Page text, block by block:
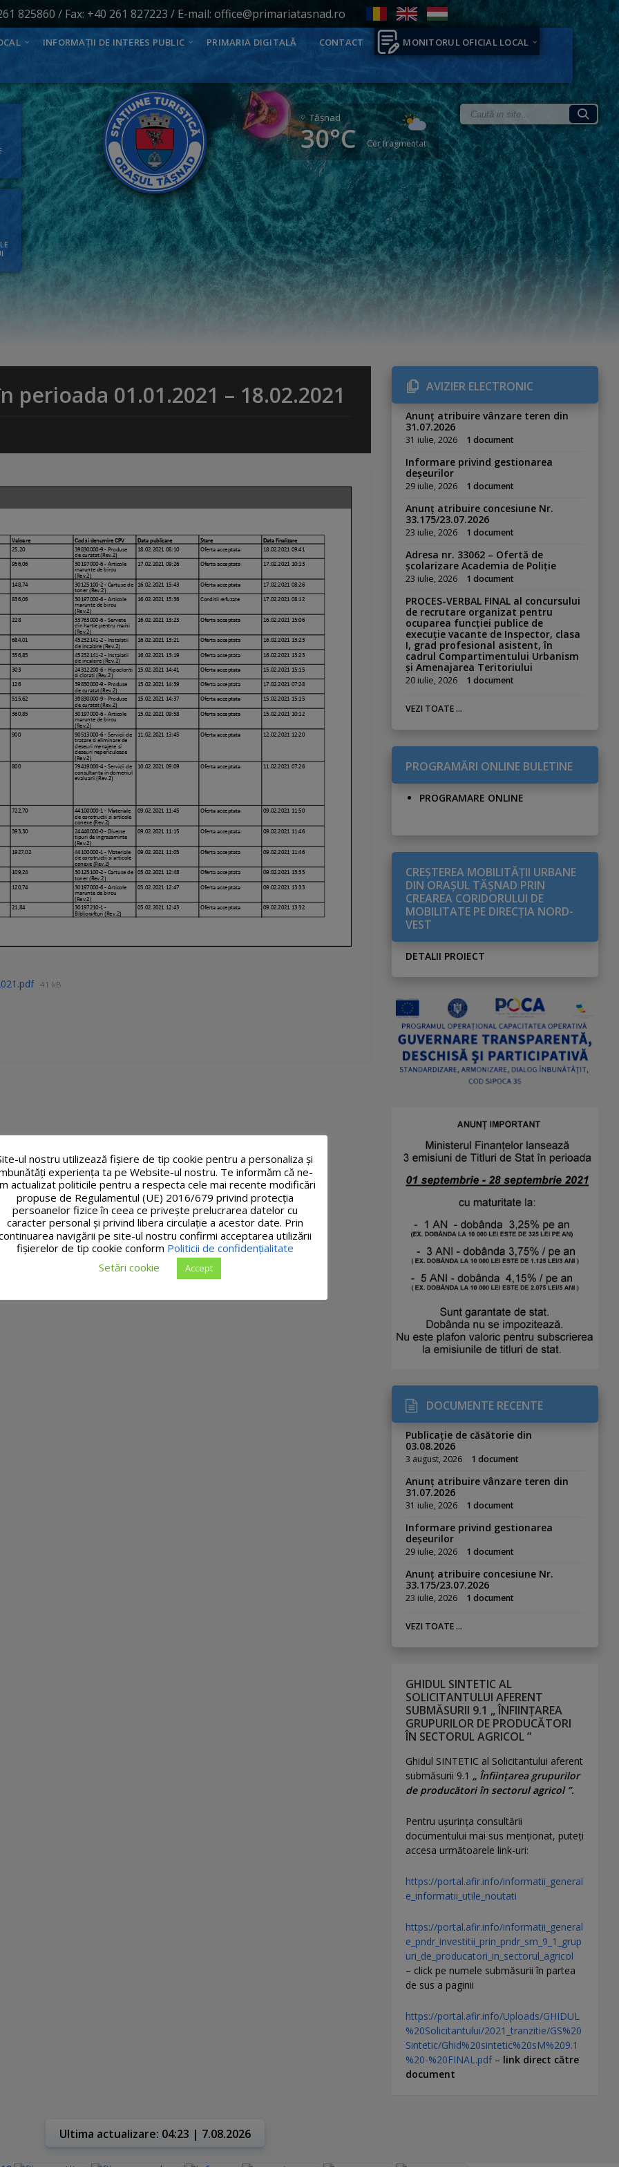
825860 / Fax: +40 261 827223 / E-mail: office@primariatasnad.ro
INFORMAȚII DE INTERES PUBLIC PRIMARIA DIGITALĂ CONTACT MONITORUL OFICIAL LOCAL
Tăşnad
30°C Cer fragmentat
01.01.2021 – 18.02.2021
41 kB
AVIZIER ELECTRONIC
Anunț atribuire vânzare teren din
31.07.2026
31 iulie, 2026 1 document
Informare privind gestionarea
deșeurilor
29 iulie, 2026 1 document
Anunț atribuire concesiune Nr.
33.175/23.07.2026
23 iulie, 2026 1 document
Adresa nr. 33062 – Ofertă de
școlarizare Academia de Poliție
23 iulie, 2026 1 document
PROCES-VERBAL FINAL al concursului
de recrutare organizat pentru
ocuparea funcției publice de
execuție vacante de Inspector, clasa
I, grad profesional asistent, în
cadrul Compartimentului Urbanism
și Amenajarea Teritoriului
20 iulie, 2026 1 document
VEZI TOATE ...
PROGRAMĂRI ONLINE BULETINE
PROGRAMARE ONLINE
CREŞTEREA MOBILITĂŢII URBANE
DIN ORAŞUL TĂŞNAD PRIN
CREAREA CORIDORULUI DE
MOBILITATE PE DIRECŢIA NORD-
VEST
DETALII PROIECT
DOCUMENTE RECENTE
Publicație de căsătorie din
03.08.2026
3 august, 2026 1 document
Anunț atribuire vânzare teren din
31.07.2026
31 iulie, 2026 1 document
Informare privind gestionarea
deșeurilor
29 iulie, 2026 1 document
Anunț atribuire concesiune Nr.
33.175/23.07.2026
23 iulie, 2026 1 document
VEZI TOATE ...
GHIDUL SINTETIC AL
SOLICITANTULUI AFERENT
SUBMĂSURII 9.1 „ ÎNFIINȚAREA
GRUPURILOR DE PRODUCĂTORI
ÎN SECTORUL AGRICOL ”
Ghidul SINTETIC al Solicitantului aferent
submăsurii 9.1 „ Înființarea grupurilor
de producători în sectorul agricol ”.
Pentru uşurinţa consultării
documentului mai sus menţionat, puteţi
accesa următoarele link-uri:
https://portal.afir.info/informatii_general
e_informatii_utile_noutati
https://portal.afir.info/informatii_general
e_pndr_investitii_prin_pndr_sm_9_1_grup
uri_de_producatori_in_sectorul_agricol
– click pe numele submăsurii în partea
de sus a paginii
https://portal.afir.info/Uploads/GHIDUL
%20Solicitantului/2021_tranzitie/GS%20
Sintetic/Ghid%20sintetic%20sM%209.1
%20-%20FINAL.pdf– link direct către
document
Ultima actualizare: 04:23 | 7.08.2026
ul nostru utilizează fişiere de tip cookie pentru a personaliza și
experiența ta pe Website-ul nostru. Te informăm că ne-
actualizat politicile pentru a respecta cele mai recente modificări
propuse de Regulamentul (UE) 2016/679 privind protecția
persoanelor fizice în ceea ce privește prelucrarea datelor cu
caracter personal și privind libera circulație a acestor date. Prin
navigării pe site-ul nostru confirmi acceptarea utilizării
fişierelor de tip cookie conform Politicii de confidențialitate
Setări cookie
Accept